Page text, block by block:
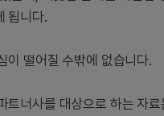
됩니다.
이 떨어질 수밖에 없습니다.
트너사를 대상으로 하는 자